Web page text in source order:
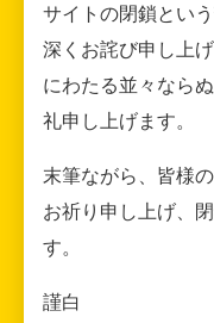
サイトの閉鎖とい
深くお詫び申し上
にわたる並々なら
礼申し上げます。
末筆ながら、皆様
お祈り申し上げ、
す。
謹白